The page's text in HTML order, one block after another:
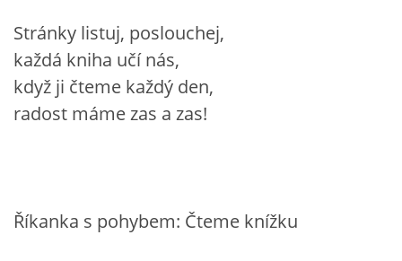
Stránky listuj, poslouchej,
každá kniha učí nás,
když ji čteme každý den,
radost máme zas a zas!
Říkanka s pohybem: Čteme knížku